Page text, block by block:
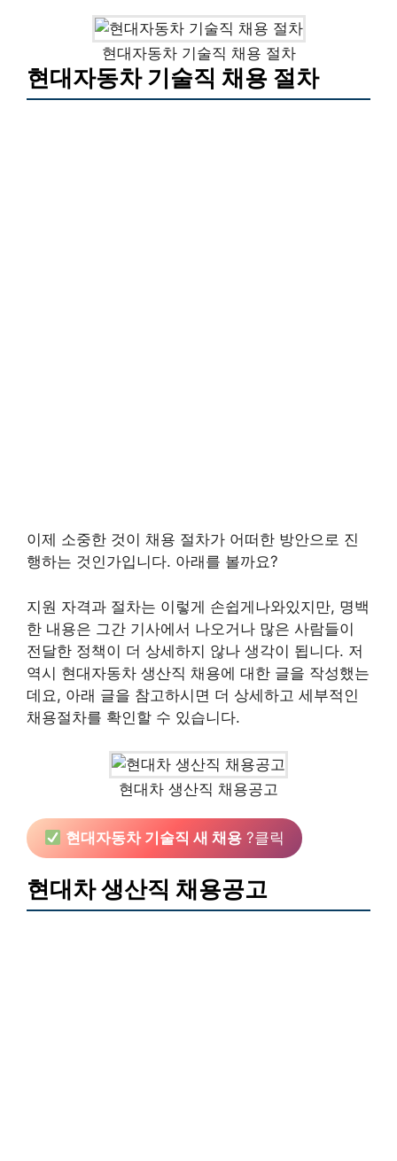
현대자동차 기술직 채용 절차
현대자동차 기술직 채용 절차
이제 소중한 것이 채용 절차가 어떠한 방안으로 진
행하는 것인가입니다. 아래를 볼까요?
지원 자격과 절차는 이렇게 손쉽게나와있지만, 명백
한 내용은 그간 기사에서 나오거나 많은 사람들이
전달한 정책이 더 상세하지 않나 생각이 됩니다. 저
역시 현대자동차 생산직 채용에 대한 글을 작성했는
데요, 아래 글을 참고하시면 더 상세하고 세부적인
채용절차를 확인할 수 있습니다.
현대차 생산직 채용공고
현대자동차 기술직 새 채용 ?클릭
현대차 생산직 채용공고